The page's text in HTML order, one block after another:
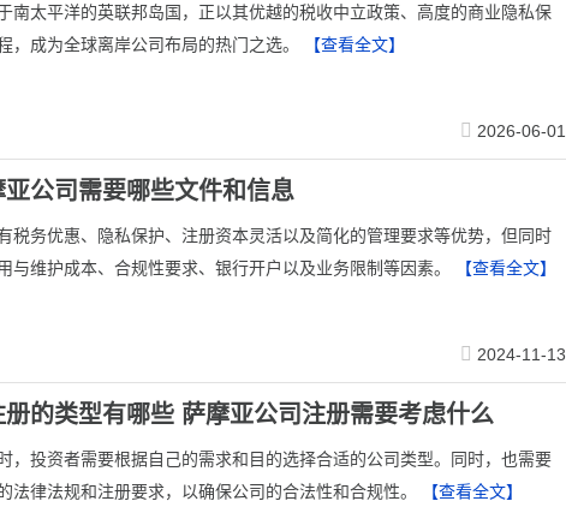
南太平洋的英联邦岛国，正以其优越的税收中立政策、高度的商业隐私保
，成为全球离岸公司布局的热门之选。
【查看全文】
2026-06-01
公司需要哪些文件和信息
税务优惠、隐私保护、注册资本灵活以及简化的管理要求等优势，但同时
与维护成本、合规性要求、银行开户以及业务限制等因素。
【查看全文】
2024-11-13
的类型有哪些 萨摩亚公司注册需要考虑什么
，投资者需要根据自己的需求和目的选择合适的公司类型。同时，也需要
法律法规和注册要求，以确保公司的合法性和合规性。
【查看全文】